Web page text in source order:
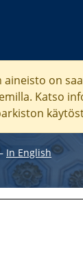
on
Katso
In English